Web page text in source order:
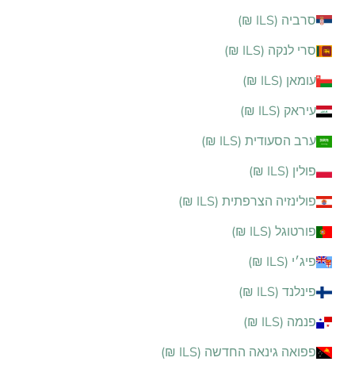
סרביה (ILS ₪)
סרי לנקה (ILS ₪)
עומאן (ILS ₪)
עיראק (ILS ₪)
ערב הסעודית (ILS ₪)
פולין (ILS ₪)
פולינזיה הצרפתית (ILS ₪)
פורטוגל (ILS ₪)
פיג׳י (ILS ₪)
פינלנד (ILS ₪)
פנמה (ILS ₪)
פפואה גינאה החדשה (ILS ₪)